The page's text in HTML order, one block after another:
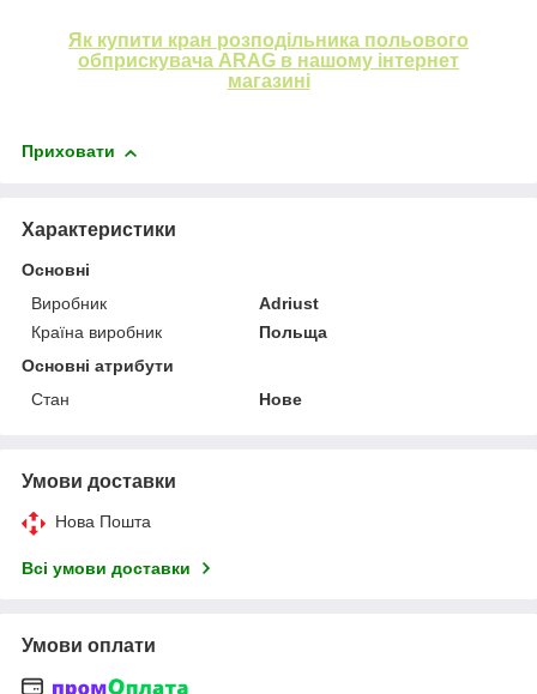
Як купити кран розподільника польового
обприскувача ARAG в нашому інтернет
магазині
Приховати
Характеристики
Основні
Виробник
Adriust
Країна виробник
Польща
Основні атрибути
Стан
Нове
Умови доставки
Нова Пошта
Всі умови доставки
Умови оплати